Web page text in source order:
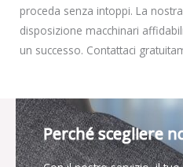
proceda senza intoppi. La
disposizione macchinari
un successo. Contattaci
Perché scegliere